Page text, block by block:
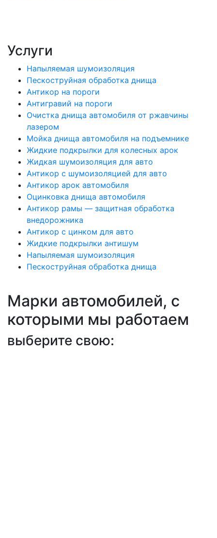
Услуги
Напыляемая шумоизоляция
Пескоструйная обработка днища
Антикор на пороги
Антигравий на пороги
Очистка днища автомобиля от ржавчины
лазером
Мойка днища автомобиля на подъемнике
Жидкие подкрылки для колесных арок
Жидкая шумоизоляция для авто
Антикор с шумоизоляцией для авто
Антикор арок автомобиля
Оцинковка днища автомобиля
Антикор рамы — защитная обработка
внедорожника
Антикор с цинком для авто
Жидкие подкрылки антишум
Напыляемая шумоизоляция
Пескоструйная обработка днища
Марки автомобилей, с
которыми мы работаем
выберите свою: